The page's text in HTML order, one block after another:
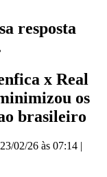
resposta
x Real
os
brasileiro
23/02/26 às 07:14 |